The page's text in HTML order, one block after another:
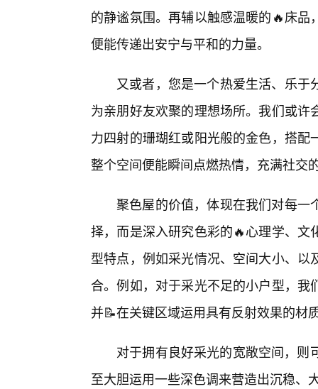
的静谧氛围。再辅以触感温暖的🔥床
便能传递出安宁与平和的力量。
又或者，您是一个热爱生活、乐
为亲朋好友欢聚的理想场所。我们或
力四射的珊瑚红或阳光般的金色，搭
整个空间便能瞬间点燃热情，充满社交
聚色屋的价值，体现在我们对每一
择，而是深入研究色彩的🔥心理学、
型特点，例如采光情况、空间大小、
合。例如，对于采光不足的小户型，
并📝在关键区域运用具有反射效果的材
对于拥有良好采光的宽敞空间，
至大胆运用一些深色调来营造出沉稳、